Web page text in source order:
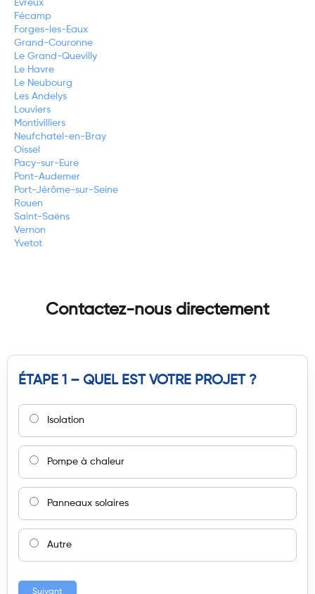
Evreux
Fécamp
Forges-les-Eaux
Grand-Couronne
Le Grand-Quevilly
Le Havre
Le Neubourg
Les Andelys
Louviers
Montivilliers
Neufchatel-en-Bray
Oissel
Pacy-sur-Eure
Pont-Audemer
Port-Jérôme-sur-Seine
Rouen
Saint-Saëns
Vernon
Yvetot
Contactez-nous directement
ÉTAPE 1 – QUEL EST VOTRE PROJET ?
Isolation
Pompe à chaleur
Panneaux solaires
Autre
Suivant